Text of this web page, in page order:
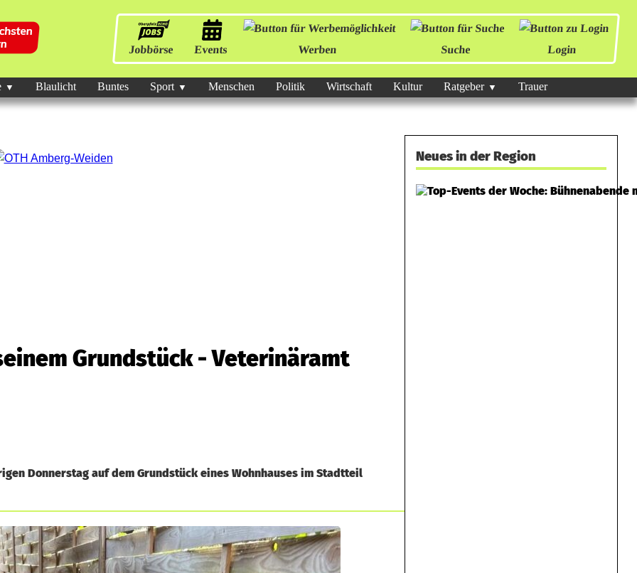
Jobbörse Events Werben Suche Login
Blaulicht Buntes Sport Menschen Politik Wirtschaft Kultur Ratgeber Trauer
Grundstück - Veterinäramt
Donnerstag auf dem Grundstück eines Wohnhauses im Stadtteil
Neues in der Region